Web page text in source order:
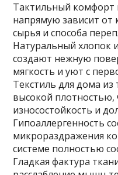
Тактильный комфорт
напрямую зависит от
сырья и способа
Натуральный хлопок
создают нежную
мягкость и уют с
Текстиль для дома из
высокой плотностью,
износостойкость и
Гипоаллергенность
микрораздражения
системе полностью
Гладкая фактура